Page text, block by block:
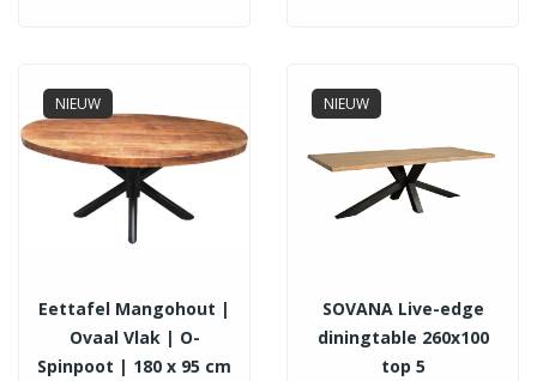
NIEUW
Eettafel Mangohout |
Ovaal Vlak | O-
Spinpoot | 180 x 95 cm
NIEUW
SOVANA Live-edge
diningtable 260x100
top 5